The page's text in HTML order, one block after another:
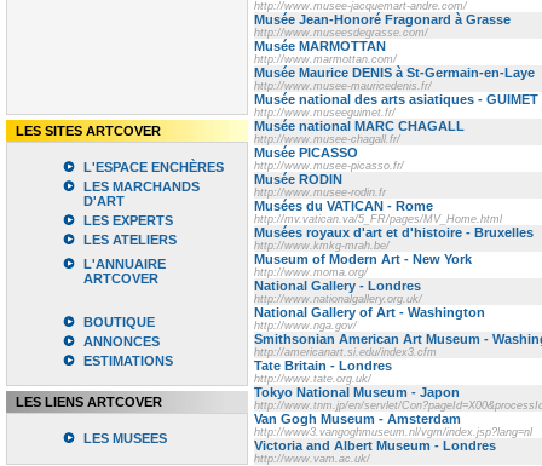
LES SITES ARTCOVER
L'ESPACE ENCHÈRES
LES MARCHANDS
D'ART
LES EXPERTS
LES ATELIERS
L'ANNUAIRE
ARTCOVER
BOUTIQUE
ANNONCES
ESTIMATIONS
LES LIENS ARTCOVER
LES MUSEES
http://www.musee-jacquemart-andre.com/
Musée Jean-Honoré Fragonard à Grasse
http://www.museesdegrasse.com/
Musée MARMOTTAN
http://www.marmottan.com/
Musée Maurice DENIS à St-Germain-en-Laye
http://www.musee-mauricedenis.fr/
Musée national des arts asiatiques - GUIMET
http://www.museeguimet.fr/
Musée national MARC CHAGALL
http://www.musee-chagall.fr/
Musée PICASSO
http://www.musee-picasso.fr/
Musée RODIN
http://www.musee-rodin.fr
Musées du VATICAN - Rome
http://mv.vatican.va/5_FR/pages/MV_Home.html
Musées royaux d'art et d'histoire - Bruxelles
http://www.kmkg-mrah.be/
Museum of Modern Art - New York
http://www.moma.org/
National Gallery - Londres
http://www.nationalgallery.org.uk/
National Gallery of Art - Washington
http://www.nga.gov/
Smithsonian American Art Museum -
http://americanart.si.edu/index3.cfm
Tate Britain - Londres
http://www.tate.org.uk/
Tokyo National Museum - Japon
http://www.tnm.jp/en/servlet/
Van Gogh Museum - Amsterdam
http://www3.vangoghmuseum.nl/vgm/index.jsp?lang=nl
Victoria and Albert Museum - Londres
http://www.vam.ac.uk/